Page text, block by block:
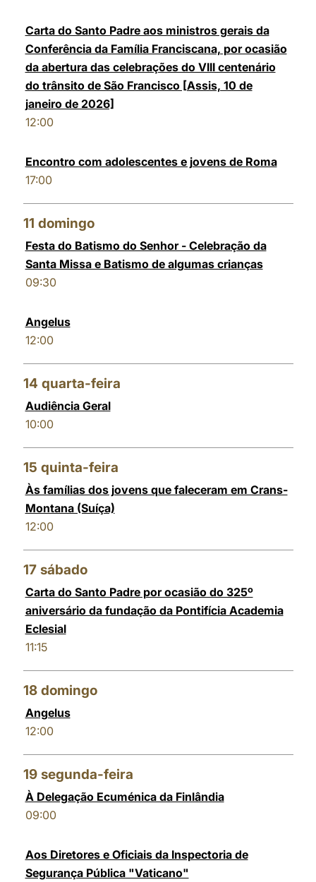
Carta do Santo Padre aos ministros gerais da
Conferência da Família Franciscana, por ocasião
da abertura das celebrações do VIII centenário
do trânsito de São Francisco [Assis, 10 de
janeiro de 2026]
12:00
Encontro com adolescentes e jovens de Roma
17:00
11 domingo
Festa do Batismo do Senhor - Celebração da
Santa Missa e Batismo de algumas crianças
09:30
Angelus
12:00
14 quarta-feira
Audiência Geral
10:00
15 quinta-feira
Às famílias dos jovens que faleceram em Crans-
Montana (Suíça)
12:00
17 sábado
Carta do Santo Padre por ocasião do 325º
aniversário da fundação da Pontifícia Academia
Eclesial
11:15
18 domingo
Angelus
12:00
19 segunda-feira
À Delegação Ecuménica da Finlândia
09:00
Aos Diretores e Oficiais da Inspectoria de
Segurança Pública "Vaticano"